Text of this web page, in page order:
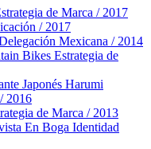
de Marca / 2017
/ 2017
Mexicana / 2014
Bikes Estrategia de
Japonés Harumi
2016
de Marca / 2013
En Boga Identidad